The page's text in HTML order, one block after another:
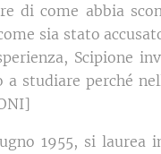
di come abbia
sia stato
Scipione
studiare perché
1955, si laurea